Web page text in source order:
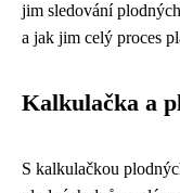
jim sledování
a jak jim celý proces
Kalkulačka a
S kalkulačkou